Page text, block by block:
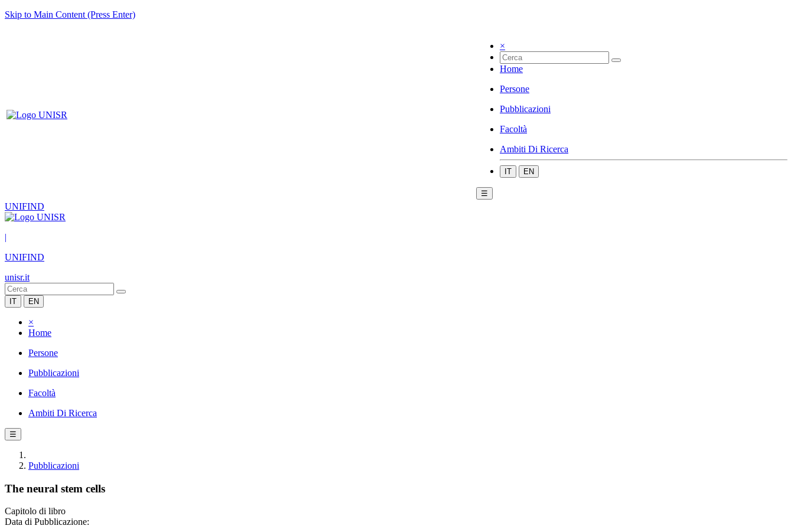
Skip to Main Content (Press Enter)
×
Home
Persone
Pubblicazioni
Facoltà
Ambiti Di Ricerca
IT EN
☰
UNIFIND
|
UNIFIND
unisr.it
IT EN
×
Home
Persone
Pubblicazioni
Facoltà
Ambiti Di Ricerca
☰
Pubblicazioni
The neural stem cells
Capitolo di libro
Data di Pubblicazione: